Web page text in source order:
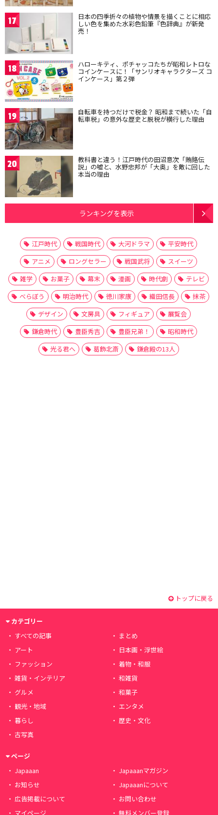
17 日本の四季折々の植物や情景を描くことに相応
しい色を集めた水彩色鉛筆『色辞典』が新発
売！
18 ハローキティ、ポチャッコたちが昭和レトロな
コインケースに！「サンリオキャラクターズ コ
インケース」第２弾
19 自転車を持つだけで税金？ 昭和まで続いた「自
転車税」の意外な歴史と脱税が横行した理由
20 教科書と違う！江戸時代の田沼意次「賄賂伝
説」の嘘と、水野忠邦が「大奥」を敵に回した
本当の理由
ランキングを表示
江戸時代 戦国時代 大河ドラマ
平安時代
アニメ
ロングセラー 戦国武将
スイーツ
雑学
お菓子 幕末 漫画 時代劇
テレビ
べらぼう
明治時代 徳川家康 織田信長
抹茶
デザイン
文房具 フィギュア
展覧会
鎌倉時代
豊臣秀吉 豊臣兄弟！
昭和時代
光る君へ
葛飾北斎 鎌倉殿の13人
トップに戻る
カテゴリー
すべての記事
まとめ
アート
日本画・浮世絵
ファッション
着物・和服
雑貨・インテリア
和雑貨
グルメ
和菓子
観光・地域
エンタメ
暮らし
歴史・文化
古写真
ページ
Japaaan
Japaaanマガジン
お知らせ
Japaaanについて
広告掲載について
お問い合わせ
マイページ
無料メンバー登録